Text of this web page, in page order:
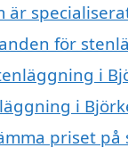
är
för
i
i
priset på